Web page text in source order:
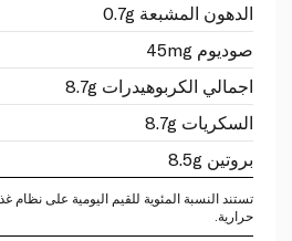
الدهون المشبعة 0.7g
صوديوم 45mg
اجمالي الكربوهيدرات 8.7g
السكريات 8.7g
بروتين 8.5g
حرارية.